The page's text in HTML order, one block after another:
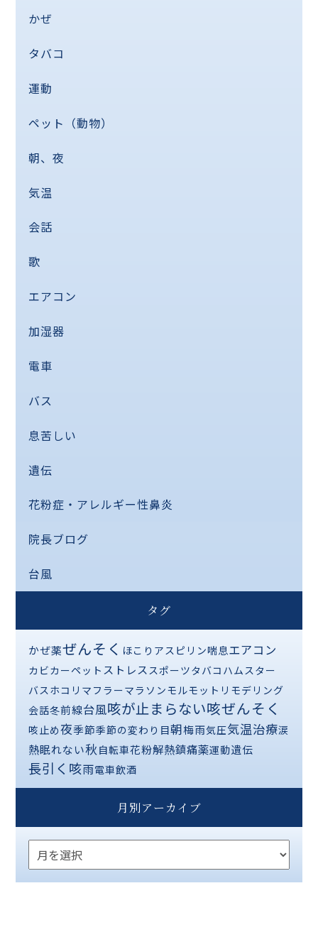
かぜ
タバコ
運動
ペット（動物）
朝、夜
気温
会話
歌
エアコン
加湿器
電車
バス
息苦しい
遺伝
花粉症・アレルギー性鼻炎
院長ブログ
台風
タグ
かぜ薬ぜんそく ほこり アスピリン喘息エアコン
カビカーペット ストレス スポーツタバコ ハムスター
バス ホコリ マフラーマラソンモルモット リモデリング
会話冬前線台風咳が止まらない咳ぜんそく
咳止め夜季節季節の変わり目朝梅雨気圧気温治療涙
熱眠れない秋 自転車花粉解熱鎮痛薬運動遺伝
長引く咳雨電車飲酒
月別アーカイブ